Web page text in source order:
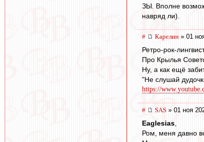
ЗЫ. Вполне
навряд ли).
# Карелин » 01
Ретро-рок-
Про Крылья
Ну, а как ещё
"Не слушай
https://
# SAS » 01 ноя
Eaglesias
Ром, меня давно